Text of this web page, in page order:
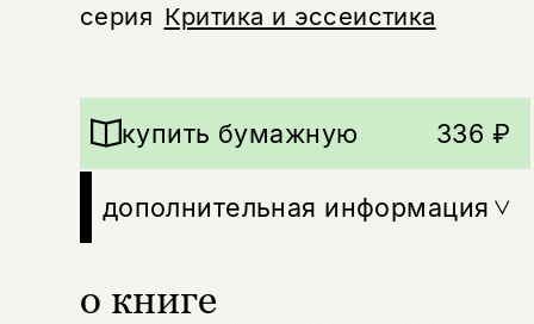
серия Критика и эссеистика
о книге
купить бумажную 336 ₽
дополнительная информация